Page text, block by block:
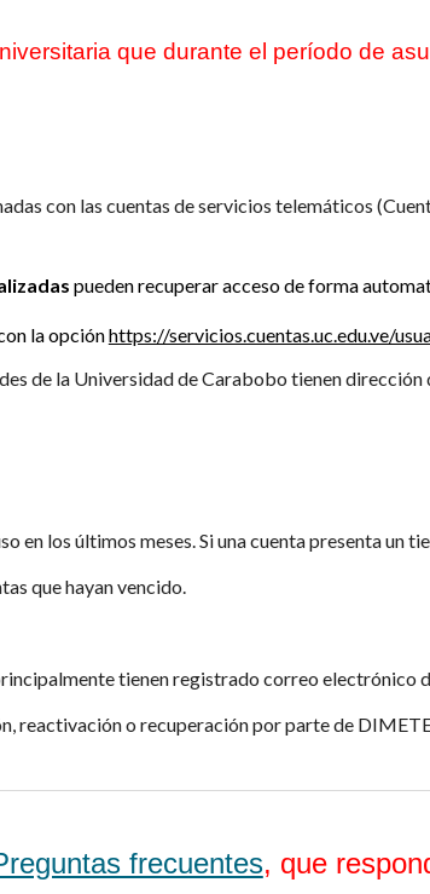
que durante el período de
con las cuentas de servicios telemáticos
pueden recuperar acceso de forma
la opciónhttps://servicios.cuentas.uc.edu.ve/
de la Universidad de Carabobo tienen
en los últimos meses. Si una cuenta presenta un
que hayan vencido.
tienen registrado correo electrónico
reactivación o recuperación por parte de
frecuentes, que